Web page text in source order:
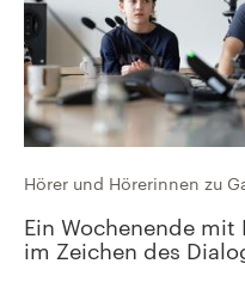
Hörer und Hörerinnen zu
Ein Wochenende
im Zeichen des